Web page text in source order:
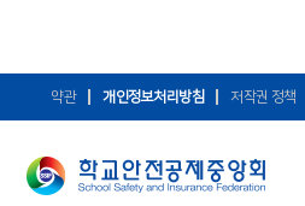
약관 개인정보처리방침 저작권 정책